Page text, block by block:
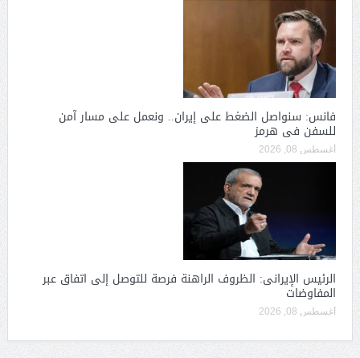
فانس: سنواصل الضغط على إيران.. ونعمل على مسار آمن
للسفن فى هرمز
أغسطس 08, 2026
الرئيس الإيرانى: الظروف الراهنة فرصة للتوصل إلى اتفاق عبر
المفاوضات
أغسطس 08, 2026